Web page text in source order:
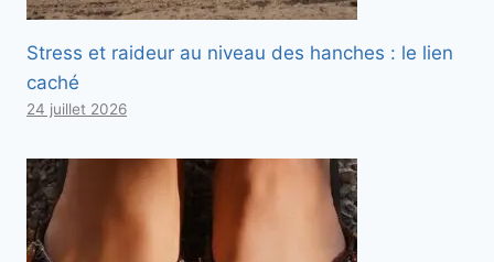
Stress et raideur au niveau des hanches : le lien
caché
24 juillet 2026